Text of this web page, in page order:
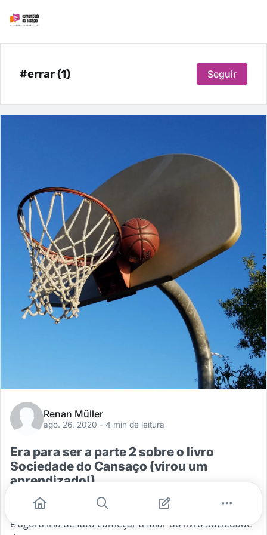
#errar (1) Seguir
Renan Müller
ago. 26, 2020 - 4 min de leitura
Era para ser a parte 2 sobre o livro
Sociedade do Cansaço (virou um
aprendizado!)
Passei os últimos dias pensando em como fazer a
parte dois da série (clique aqui para ver a introdução)
e agora iria de fato começar a falar do livro Sociedade